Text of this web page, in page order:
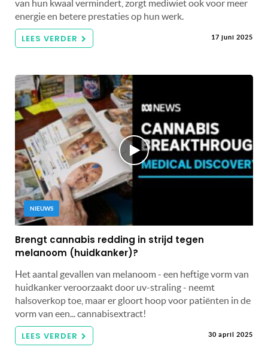
van hun kwaal vermindert, zorgt mediwiet ook voor meer
energie en betere prestaties op hun werk.
LEES VERDER 17 juni 2025
NIEUWS
Brengt cannabis redding in strijd tegen
melanoom (huidkanker)?
Het aantal gevallen van melanoom - een heftige vorm van
huidkanker veroorzaakt door uv-straling - neemt
halsoverkop toe, maar er gloort hoop voor patiënten in de
vorm van een... cannabisextract!
LEES VERDER 30 april 2025